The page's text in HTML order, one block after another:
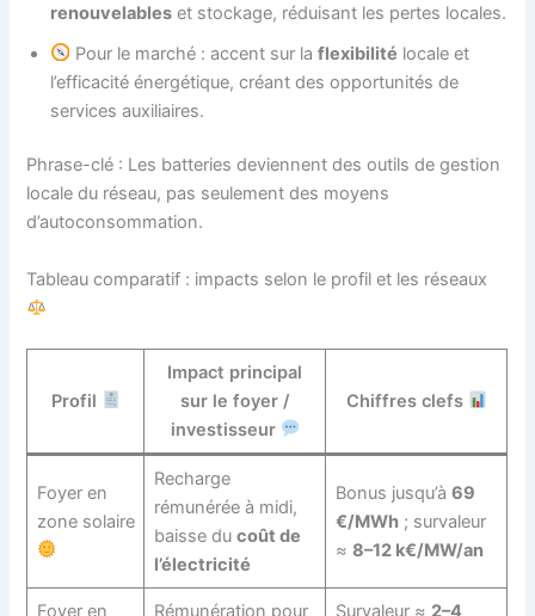
renouvelables et stockage, réduisant les pertes locales.
Pour le marché : accent sur laflexibilité locale et
l’efficacité énergétique, créant des opportunités de
services auxiliaires.
Phrase-clé : Les batteries deviennent des outils de gestion
locale du réseau, pas seulement des moyens
d’autoconsommation.
Tableau comparatif : impacts selon le profil et les réseaux
Profil
Impact principal
sur le foyer /
investisseur
Chiffres clefs
Foyer en
zone solaire
Recharge
rémunérée à midi,
baisse du coût de
l’électricité
Bonus jusqu’à 69
€/MWh; survaleur
≈ 8–12 k€/MW/an
Foyer en Rémunération pour Survaleur ≈ 2–4